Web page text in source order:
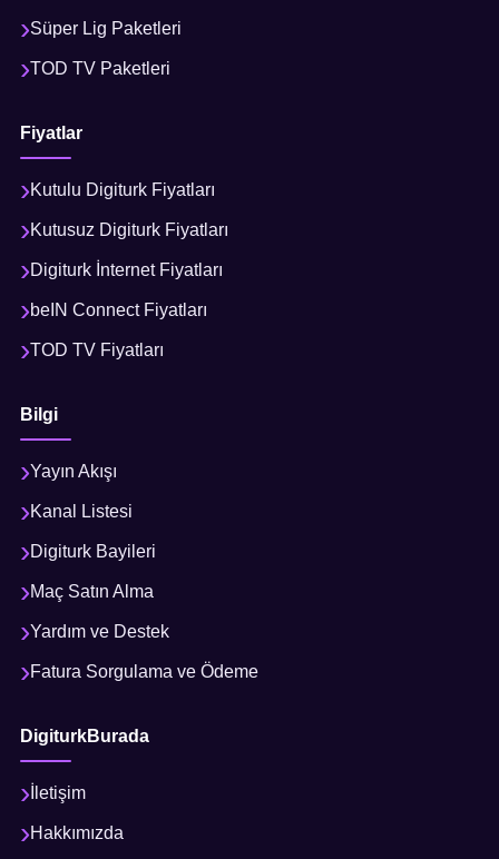
Süper Lig Paketleri
TOD TV Paketleri
Fiyatlar
Kutulu Digiturk Fiyatları
Kutusuz Digiturk Fiyatları
Digiturk İnternet Fiyatları
beIN Connect Fiyatları
TOD TV Fiyatları
Bilgi
Yayın Akışı
Kanal Listesi
Digiturk Bayileri
Maç Satın Alma
Yardım ve Destek
Fatura Sorgulama ve Ödeme
DigiturkBurada
İletişim
Hakkımızda